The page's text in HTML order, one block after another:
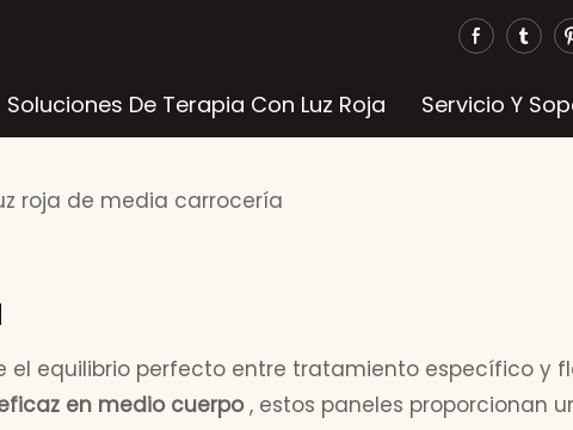
Soluciones De Terapia Con Luz Roja Servicio Y
roja de media carrocería
el equilibrio perfecto entre tratamiento específico y
en medio cuerpo, estos paneles proporcionan